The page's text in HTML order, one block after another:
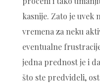
kasnije. Zato je uvek
vremena za neku
eventualne
jedna prednost je i
što ste predvideli,